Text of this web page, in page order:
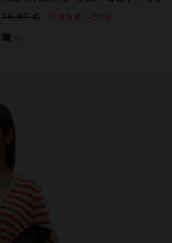
25,99 €
17,99 € 31%